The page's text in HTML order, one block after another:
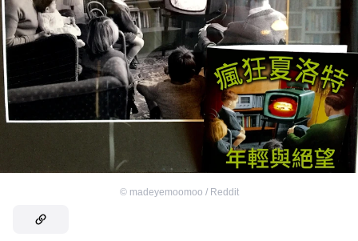
© madeyemoomoo / Reddit